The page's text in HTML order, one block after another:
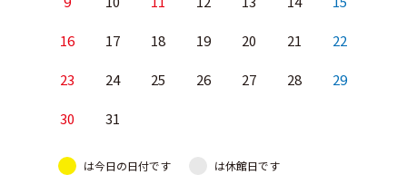
16 17 18 19 20 21 22
23 24 25 26 27 28 29
30 31
は今日の日付です は休館日です